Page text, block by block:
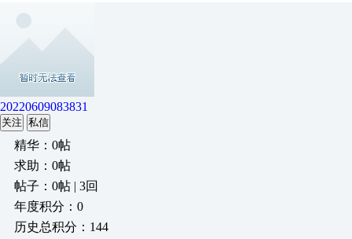
20220609083831
关注 私信
精华：0帖
求助：0帖
帖子：0帖 | 3回
年度积分：0
历史总积分：144